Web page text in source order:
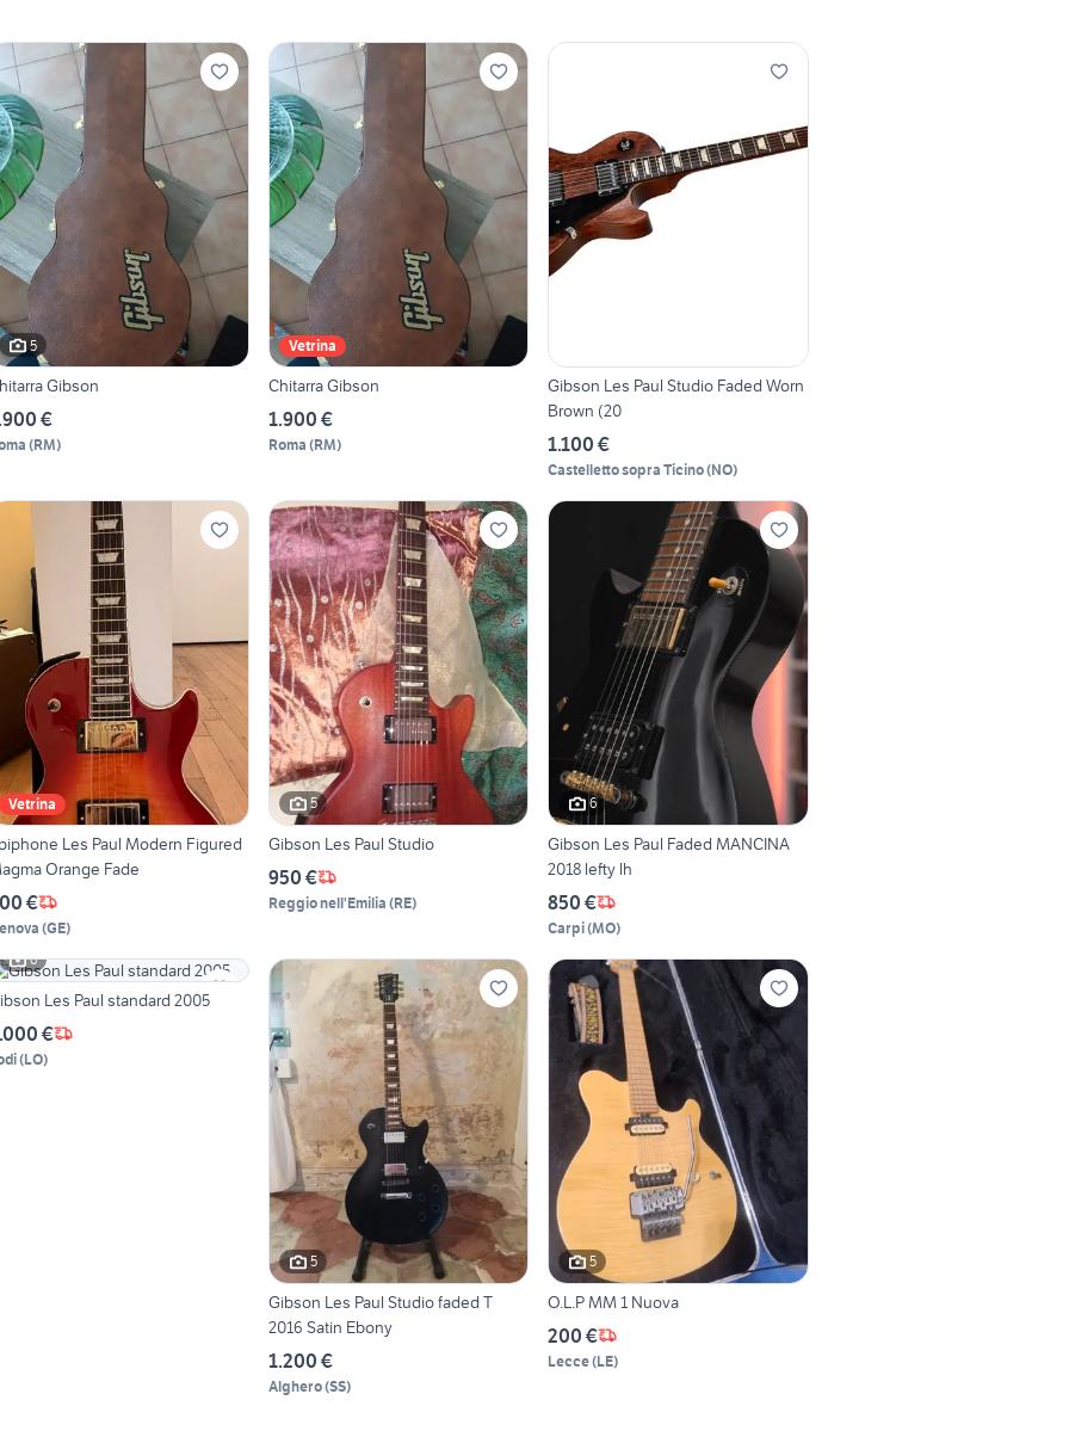
5
Gibson
€
(RM)
Vetrina
Chitarra Gibson
1.900 €
Roma (RM)
Gibson Les Paul Studio Faded Worn
Brown (20
1.100 €
Castelletto sopra Ticino(NO)
Vetrina
Les Paul Modern Figured
Orange Fade
€
(GE)
5
Gibson Les Paul Studio
950 €
Reggio nell'Emilia (RE)
6
Gibson Les Paul Faded MANCINA
2018 lefty lh
850 €
Carpi(MO)
6
Les Paul standard 2005
€
(LO)
5
Gibson Les Paul Studio faded T
2016 Satin Ebony
1.200 €
Alghero(SS)
5
O.L.P MM 1 Nuova
200 €
Lecce(LE)